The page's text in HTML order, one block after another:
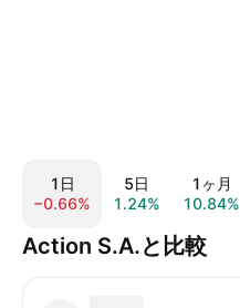
1日
−0.66%
5日
1.24%
1ヶ月
10.84%
Action S.A.と比較